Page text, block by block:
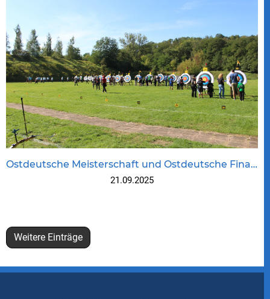
Ostdeutsche Meisterschaft und Ostdeutsche Finals 2025
21.09.2025
Weitere Einträge